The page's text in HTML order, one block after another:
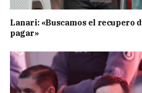
Lanari: «Buscamos el recupero
pagar»